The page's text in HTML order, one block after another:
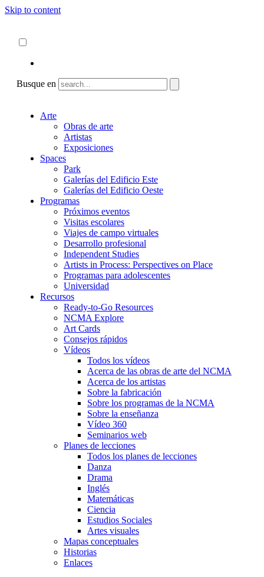
Skip to content
Busque en
Arte
Obras de arte
Artistas
Exposiciones
Spaces
Park
Galerías del Edificio Este
Galerías del Edificio Oeste
Programas
Próximos eventos
Visitas escolares
Viajes de campo virtuales
Desarrollo profesional
Independent Studies
Artists in Process: Perspectives on Place
Programas para adolescentes
Universidad
Recursos
Ready-to-Go Resources
NCMA Explore
Art Cards
Consejos rápidos
Vídeos
Todos los vídeos
Acerca de las obras de arte del NCMA
Acerca de los artistas
Sobre la fabricación
Sobre los programas de la NCMA
Sobre la enseñanza
Vídeo 360
Seminarios web
Planes de lecciones
Todos los planes de lecciones
Danza
Drama
Inglés
Matemáticas
Ciencia
Estudios Sociales
Artes visuales
Mapas conceptuales
Historias
Enlaces